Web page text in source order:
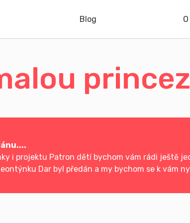
Blog
i projektu Patron dětí bychom vám rádi ještě
Dar byl předán a my bychom se k vám